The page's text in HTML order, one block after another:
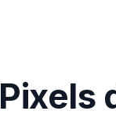
Pixels